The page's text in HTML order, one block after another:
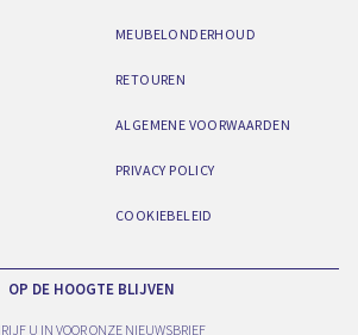
MEUBELONDERHOUD
RETOUREN
ALGEMENE VOORWAARDEN
PRIVACY POLICY
COOKIEBELEID
OP DE HOOGTE BLIJVEN
U IN VOOR ONZE NIEUWSBRIEF